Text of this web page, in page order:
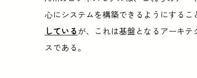
心にシステムを構築できるようにするこ
している が、これは基盤となるアーキ
スである。